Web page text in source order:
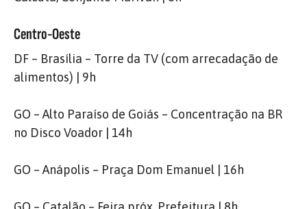
Centro-Oeste
DF – Brasília – Torre da TV (com arrecadação de
alimentos) | 9h
GO – Alto Paraíso de Goiás – Concentração na BR
no Disco Voador | 14h
GO – Anápolis – Praça Dom Emanuel | 16h